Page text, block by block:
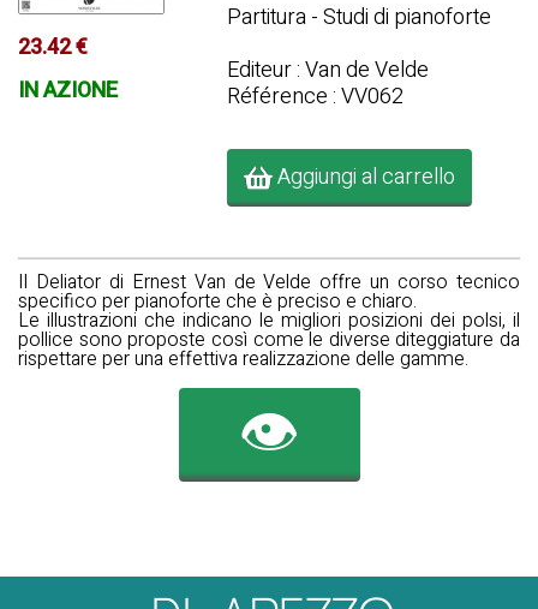
23.42 €
IN AZIONE
Partitura - Studi di pianoforte
Editeur : Van de Velde
Référence : VV062
Aggiungi al carrello
Il Deliator di Ernest Van de Velde offre un corsotecnico
specifico perpianoforte che è preciso e chiaro.
Le illustrazioni che indicano le migliori posizioni dei polsi, il
pollice sono proposte così come le diverse diteggiature da
rispettare per una effettiva realizzazione delle gamme.
👁️